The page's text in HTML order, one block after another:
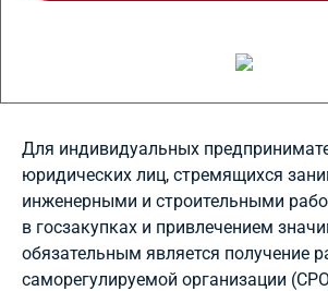
Для индивидуальных
юридических лиц, стремящихся
инженерными и строительными
в госзакупках и привлечением
обязательным является получение
саморегулируемой организации